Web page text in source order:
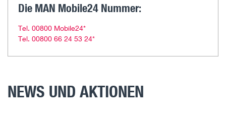
Die MAN Mobile24 Nummer:
Tel. 00800 Mobile24*
Tel. 00800 66 24 53 24*
NEWS UND AKTIONEN